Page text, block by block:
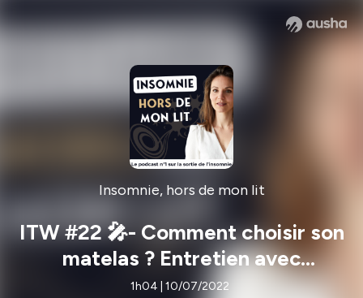
Insomnie, hors de mon lit
ITW #22 🎤- Comment choisir son
matelas ? Entretien avec
Alexandre Tepper, co-fondateur
1h04 | 10/07/2022